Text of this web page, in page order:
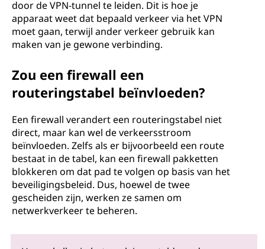
door de VPN-tunnel te leiden. Dit is hoe je
apparaat weet dat bepaald verkeer via het VPN
moet gaan, terwijl ander verkeer gebruik kan
maken van je gewone verbinding.
Zou een firewall een
routeringstabel beïnvloeden?
Een firewall verandert een routeringstabel niet
direct, maar kan wel de verkeersstroom
beïnvloeden. Zelfs als er bijvoorbeeld een route
bestaat in de tabel, kan een firewall pakketten
blokkeren om dat pad te volgen op basis van het
beveiligingsbeleid. Dus, hoewel de twee
gescheiden zijn, werken ze samen om
netwerkverkeer te beheren.